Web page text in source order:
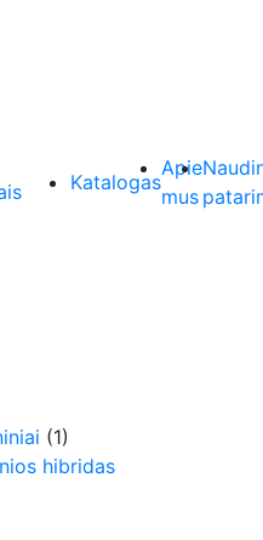
Katalogas
Apie
mus
(1)
hibridas